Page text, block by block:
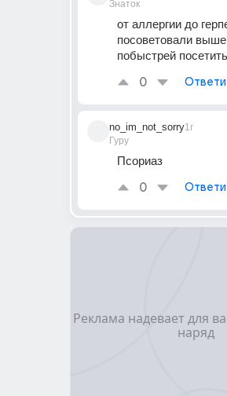
Знаток
от аллергии до
посоветовали
побыстрей
0
no_im_not_sorry
Гуру
1г
Псориаз
0